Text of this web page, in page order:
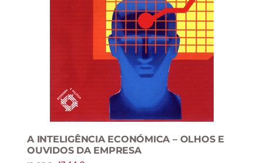
A INTELIGÊNCIA ECONÓMICA – OLHOS E
OUVIDOS DA EMPRESA